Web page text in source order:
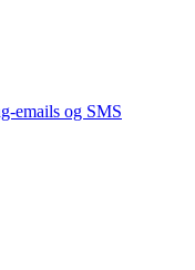
emails og SMS